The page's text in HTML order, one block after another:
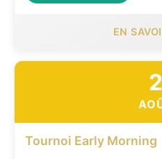
EN
2
Tournoi Early Morning